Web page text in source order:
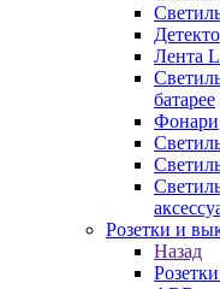
Лента
батарее
Фонари
Розетки и
Назад